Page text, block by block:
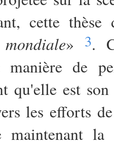
cette
» 3.
manière de
qu'elle est
les efforts
maintenant